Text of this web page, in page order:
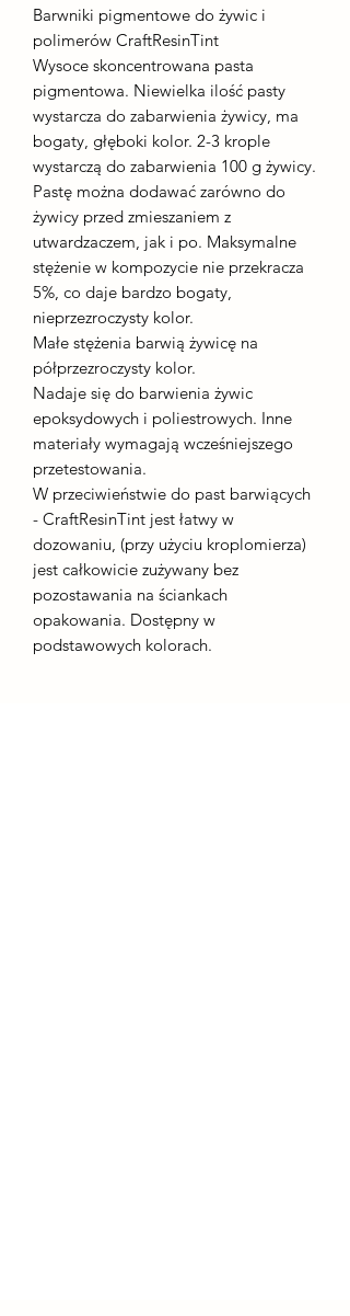
Barwniki pigmentowe do żywic i
polimerów CraftResinTint
Wysoce skoncentrowana pasta
pigmentowa. Niewielka ilość pasty
wystarcza do zabarwienia żywicy, ma
bogaty, głęboki kolor. 2-3 krople
wystarczą do zabarwienia 100 g żywicy.
Pastę można dodawać zarówno do
żywicy przed zmieszaniem z
utwardzaczem, jak i po. Maksymalne
stężenie w kompozycie nie przekracza
5%, co daje bardzo bogaty,
nieprzezroczysty kolor.
Małe stężenia barwią żywicę na
półprzezroczysty kolor.
Nadaje się do barwienia żywic
epoksydowych i poliestrowych. Inne
materiały wymagają wcześniejszego
przetestowania.
W przeciwieństwie do past barwiących
- CraftResinTint jest łatwy w
dozowaniu, (przy użyciu kroplomierza)
jest całkowicie zużywany bez
pozostawania na ściankach
opakowania. Dostępny w
podstawowych kolorach.